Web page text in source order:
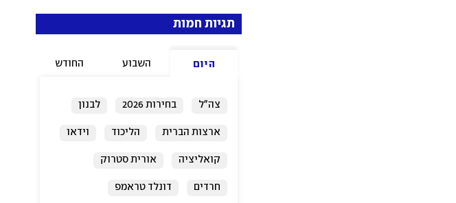
תגיות חמות
היום השבוע החודש
צה"ל בחירות 2026 לבנון
ארצות הברית הליכוד וידאו
קואליציה אורית סטרוק
חרדים דונלד טראמפ